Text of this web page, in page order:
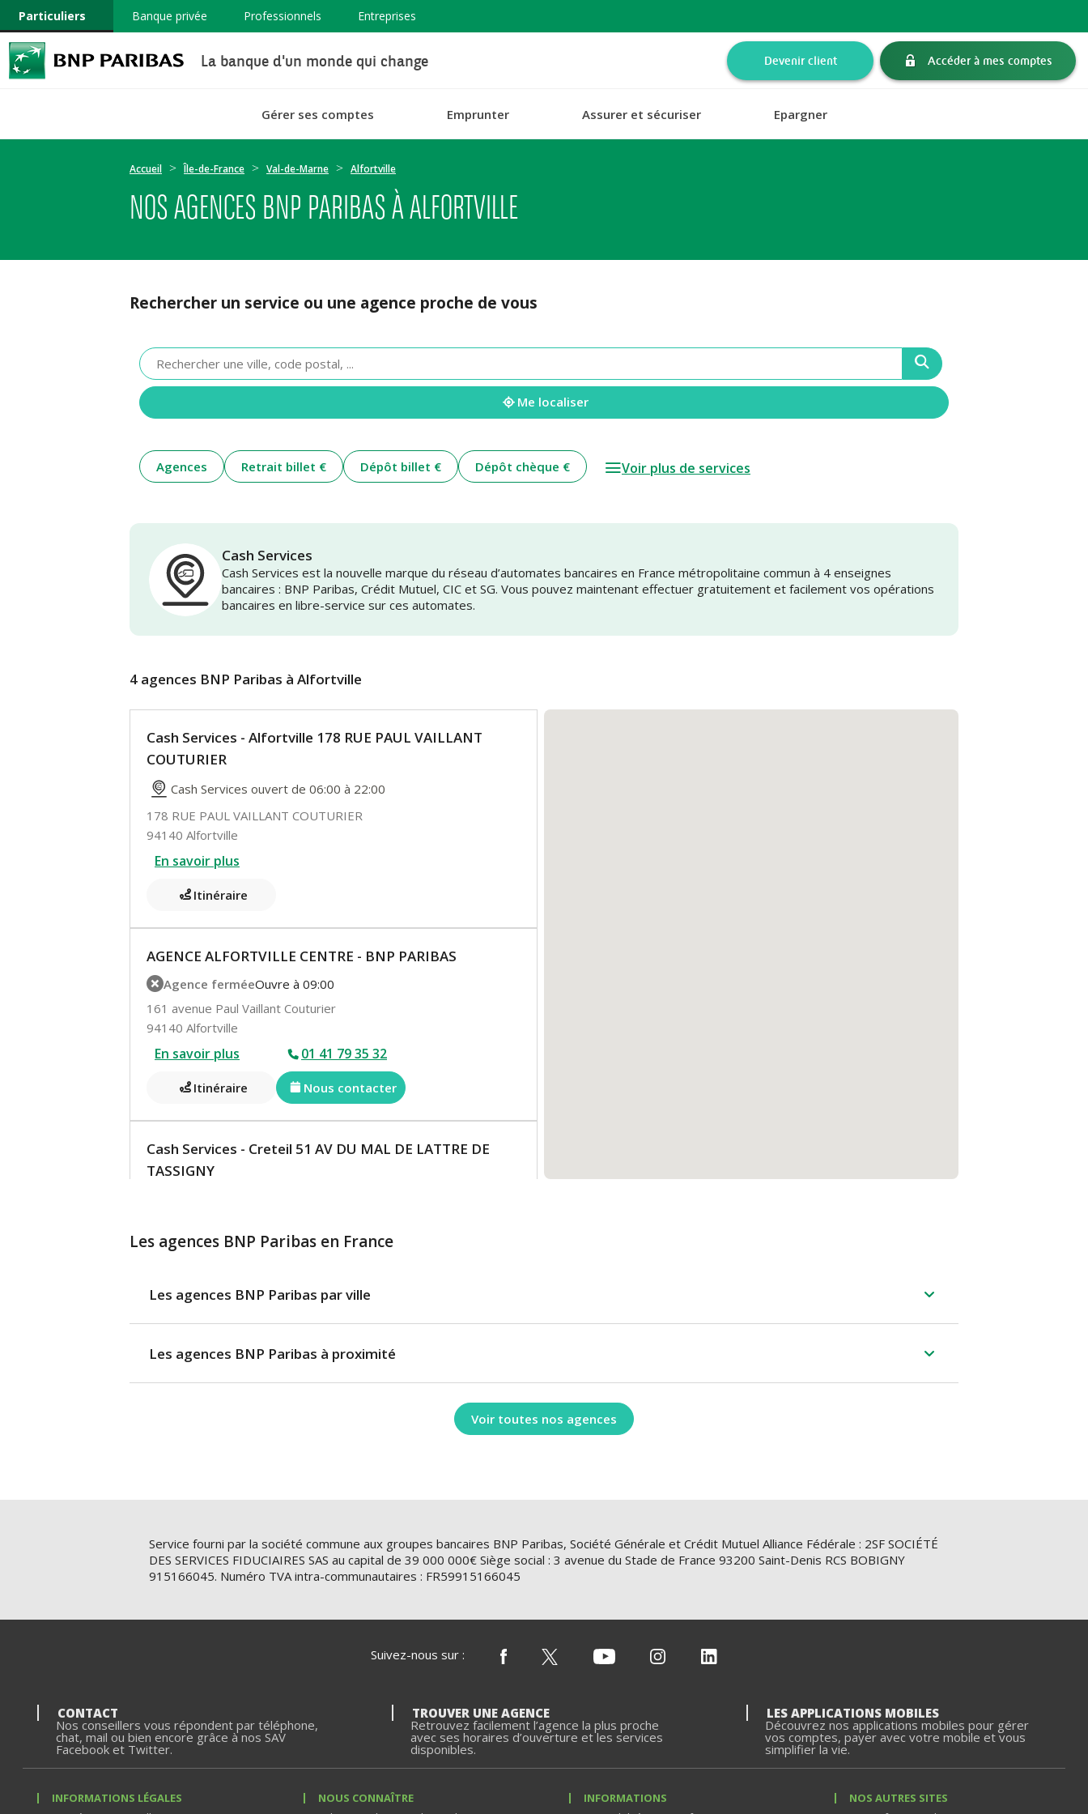
Particuliers Banque privée Professionnels Entreprises
La banque d'un monde qui change Devenir client Accéder à mes comptes
Gérer ses comptes Emprunter Assurer et sécuriser Epargner
Accueil Île-de-France Val-de-Marne Alfortville
NOS AGENCES BNP PARIBAS À ALFORTVILLE
Rechercher un service ou une agence proche de vous
Veuillez
renseigner
une
adresse
Me localiser
Agences Retrait billet € Dépôt billet € Dépôt chèque € Voir plus de services
Cash Services
Cash Services est la nouvelle marque du réseau d’automates bancaires en France métropolitaine commun à 4 enseignes
bancaires : BNP Paribas, Crédit Mutuel, CIC et SG. Vous pouvez maintenant effectuer gratuitement et facilement vos opérations
bancaires en libre-service sur ces automates.
4 agences BNP Paribas à Alfortville
Cash Services - Alfortville 178 RUE PAUL VAILLANT
COUTURIER
Cash Services ouvert de 06:00 à 22:00
178 RUE PAUL VAILLANT COUTURIER
94140 Alfortville
En savoir plus
Itinéraire
AGENCE ALFORTVILLE CENTRE - BNP PARIBAS
Agence ferméeOuvre à 09:00
161 avenue Paul Vaillant Couturier
94140 Alfortville
En savoir plus 01 41 79 35 32
Itinéraire Nous contacter
Cash Services - Creteil 51 AV DU MAL DE LATTRE DE
TASSIGNY
94000 Creteil
Cash Services - Alfortville 134 RUE PAUL VAILLANT
COUTURIER
Les agences BNP Paribas en France
Les agences BNP Paribas par ville
Les agences BNP Paribas à proximité
Voir toutes nos agences
Service fourni par la société commune aux groupes bancaires BNP Paribas, Société Générale et Crédit Mutuel Alliance Fédérale : 2SF SOCIÉTÉ
DES SERVICES FIDUCIAIRES SAS au capital de 39 000 000€ Siège social : 3 avenue du Stade de France 93200 Saint-Denis RCS BOBIGNY
915166045. Numéro TVA intra-communautaires : FR59915166045
Suivez-nous sur :
CONTACT
Nos conseillers vous répondent par téléphone,
chat, mail ou bien encore grâce à nos SAV
Facebook et Twitter.
TROUVER UNE AGENCE
Retrouvez facilement l’agence la plus proche
avec ses horaires d’ouverture et les services
disponibles.
LES APPLICATIONS MOBILES
Découvrez nos applications mobiles pour gérer
vos comptes, payer avec votre mobile et vous
simplifier la vie.
INFORMATIONS LÉGALES
NOUS CONNAÎTRE
INFORMATIONS
NOS AUTRES SITES